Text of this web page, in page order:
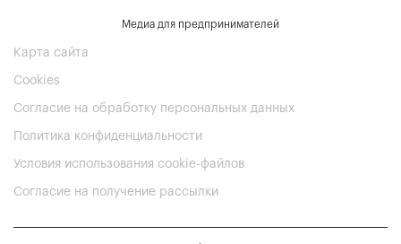
Медиа для предпринимателей
Карта сайта
Cookies
Согласие на обработку персональных данных
Политика конфиденциальности
Условия использования cookie-файлов
Согласие на получение рассылки